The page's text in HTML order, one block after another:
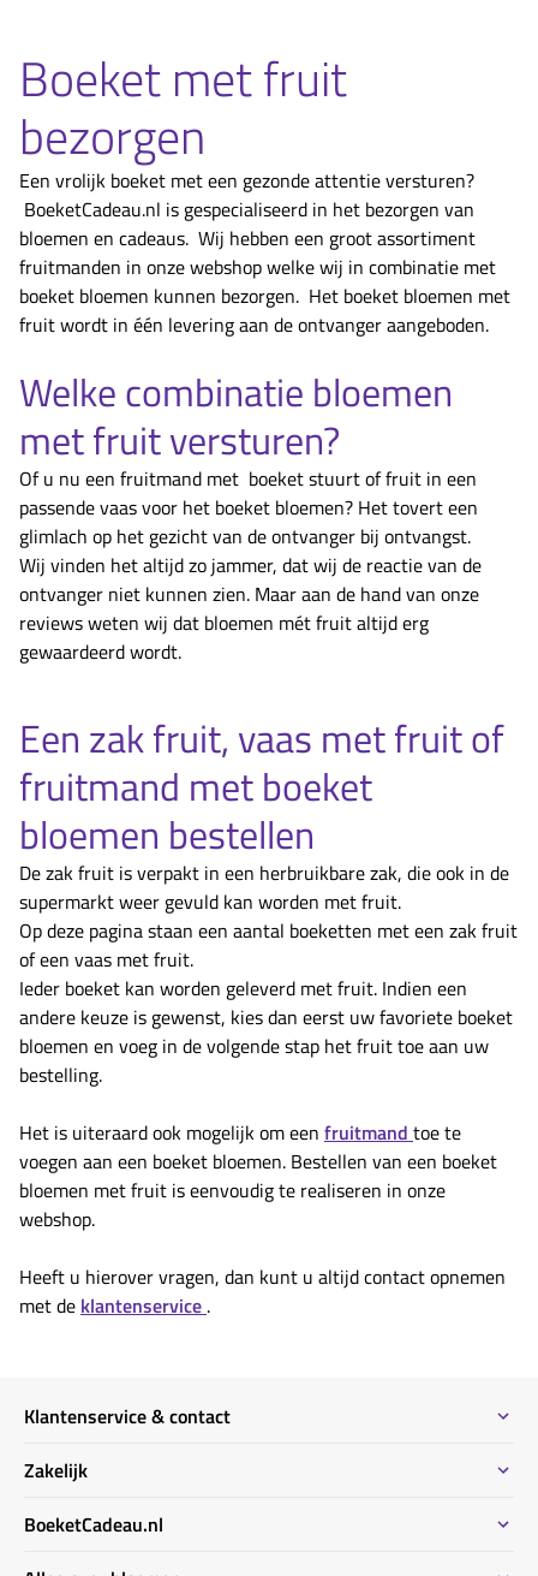
Boeket met fruit
bezorgen
Een vrolijk boeket met een gezonde attentie versturen?
BoeketCadeau.nl is gespecialiseerd in het bezorgen van
bloemen en cadeaus. Wij hebben een groot assortiment
fruitmanden in onze webshop welke wij in combinatie met
boeket bloemen kunnen bezorgen. Het boeket bloemen met
fruit wordt in één levering aan de ontvanger aangeboden.
Welke combinatie bloemen
met fruit versturen?
Of u nu een fruitmand met boeket stuurt of fruit in een
passende vaas voor het boeket bloemen? Het tovert een
glimlach op het gezicht van de ontvanger bij ontvangst.
Wij vinden het altijd zo jammer, dat wij de reactie van de
ontvanger niet kunnen zien. Maar aan de hand van onze
reviews weten wij dat bloemen mét fruit altijd erg
gewaardeerd wordt.
Een zak fruit, vaas met fruit of
fruitmand met boeket
bloemen bestellen
De zak fruit is verpakt in een herbruikbare zak, die ook in de
supermarkt weer gevuld kan worden met fruit.
Op deze pagina staan een aantal boeketten met een zak fruit
of een vaas met fruit.
Ieder boeket kan worden geleverd met fruit. Indien een
andere keuze is gewenst, kies dan eerst uw favoriete boeket
bloemen en voeg in de volgende stap het fruit toe aan uw
bestelling.
Het is uiteraard ook mogelijk om een fruitmand toe te
voegen aan een boeket bloemen. Bestellen van een boeket
bloemen met fruit is eenvoudig te realiseren in onze
webshop.
Heeft u hierover vragen, dan kunt u altijd contact opnemen
met de klantenservice .
Klantenservice & contact
Contact
Bestellen & Betalen
Bezorginformatie
Zakelijk
Bestel informatie zakelijk
BoeketCadeau.nl
Waarom BoeketCadeau.nl